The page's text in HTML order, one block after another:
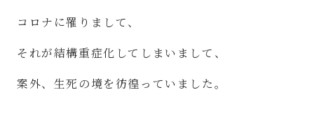
コロナに罹りまして、
それが結構重症化してしまいまして、
案外、生死の境を彷徨っていました。